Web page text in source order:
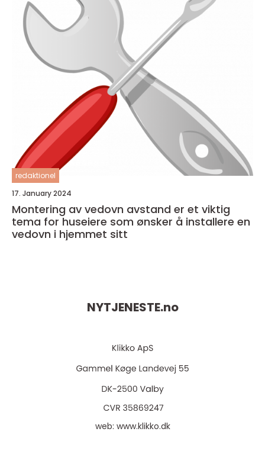
redaktionel
17. January 2024
Montering av vedovn avstand er et viktig
tema for huseiere som ønsker å installere en
vedovn i hjemmet sitt
NYTJENESTE.no
web: www.klikko.dk